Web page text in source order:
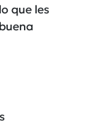
que les